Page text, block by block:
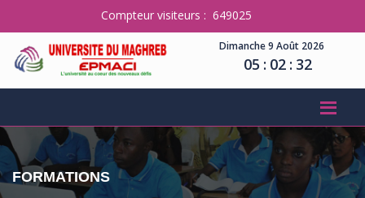
Compteur visiteurs : 649025
Dimanche 9 Août 2026
05 : 02 : 33
FORMATIONS